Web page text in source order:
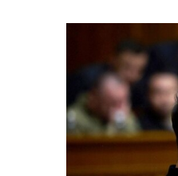
ПРИЈАВИ СЕ ЗА ЊУЗЛЕТЕР
ПОДКАСТ ЗОШТО?